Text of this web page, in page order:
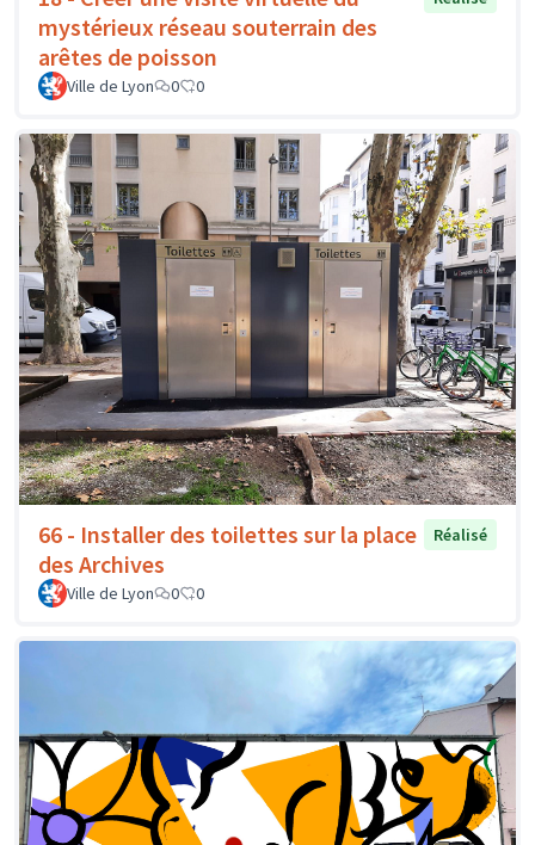
mystérieux réseau souterrain des
arêtes de poisson
Ville de Lyon 0 0
66 - Installer des toilettes sur la place
des Archives
Réalisé
Ville de Lyon 0 0